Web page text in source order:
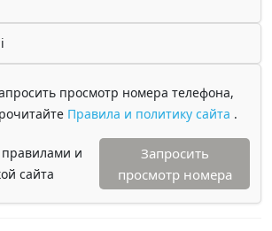
просмотр номера телефона,
Правила и политику сайта .
правилами и
сайта
Запросить
просмотр номера